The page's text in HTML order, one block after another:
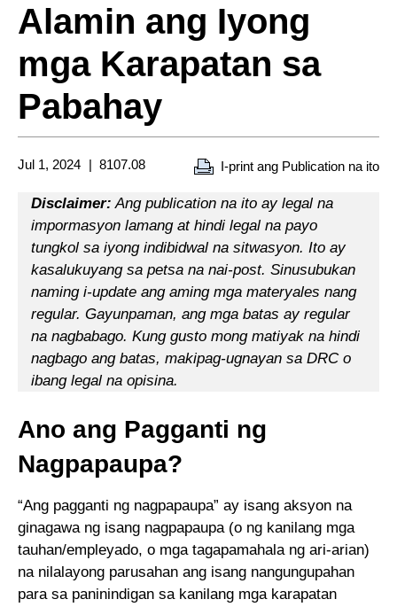
Alamin ang Iyong
mga Karapatan sa
Pabahay
Jul 1, 2024 8107.08 I-print ang Publication na ito
Disclaimer: Ang publication na ito ay legal na
impormasyon lamang at hindi legal na payo
tungkol sa iyong indibidwal na sitwasyon. Ito ay
kasalukuyang sa petsa na nai-post. Sinusubukan
naming i-update ang aming mga materyales nang
regular. Gayunpaman, ang mga batas ay regular
na nagbabago. Kung gusto mong matiyak na hindi
nagbago ang batas, makipag-ugnayan sa DRC o
ibang legal na opisina.
Ano ang Pagganti ng
Nagpapaupa?
“Ang pagganti ng nagpapaupa” ay isang aksyon na
ginagawa ng isang nagpapaupa (o ng kanilang mga
tauhan/empleyado, o mga tagapamahala ng ari-arian)
na nilalayong parusahan ang isang nangungupahan
para sa paninindigan sa kanilang mga karapatan